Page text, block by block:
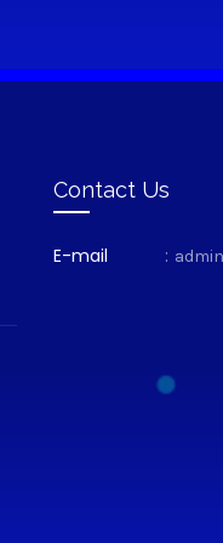
Contact Us
E-mail :